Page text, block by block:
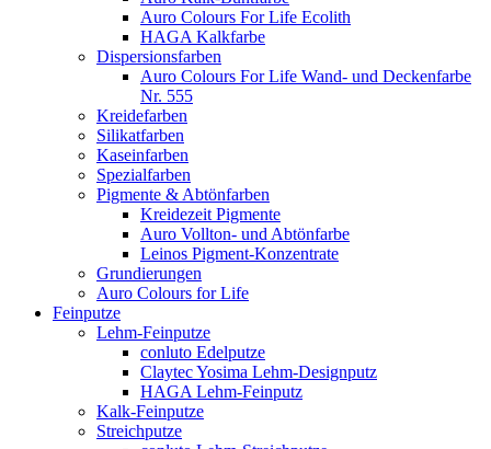
Auro Colours For Life Ecolith
HAGA Kalkfarbe
Dispersionsfarben
Auro Colours For Life Wand- und Deckenfarbe
Nr. 555
Kreidefarben
Silikatfarben
Kaseinfarben
Spezialfarben
Pigmente & Abtönfarben
Kreidezeit Pigmente
Auro Vollton- und Abtönfarbe
Leinos Pigment-Konzentrate
Grundierungen
Auro Colours for Life
Feinputze
Lehm-Feinputze
conluto Edelputze
Claytec Yosima Lehm-Designputz
HAGA Lehm-Feinputz
Kalk-Feinputze
Streichputze